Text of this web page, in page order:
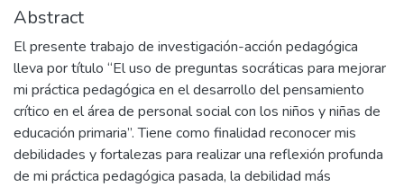
Abstract
El presente trabajo de investigación-acción pedagógica
lleva por título “El uso de preguntas socráticas para mejorar
mi práctica pedagógica en el desarrollo del pensamiento
crítico en el área de personal social con los niños y niñas de
educación primaria”. Tiene como finalidad reconocer mis
debilidades y fortalezas para realizar una reflexión profunda
de mi práctica pedagógica pasada, la debilidad más